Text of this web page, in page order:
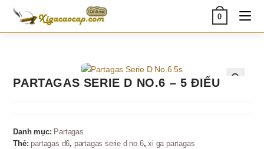
Skip
content
0
PARTAGAS SERIE D NO.6 – 5 ĐIẾU
Danh mục: Partagas
Thẻ: partagas d6, partagas serie d no.6,xi ga partagas